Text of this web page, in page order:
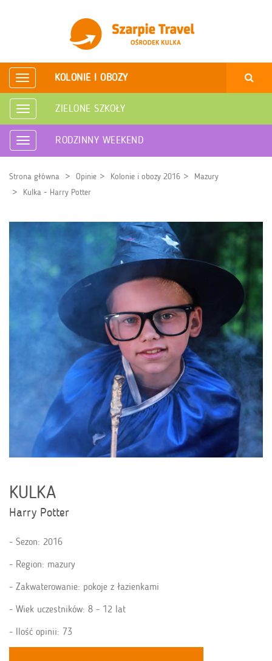
Rozwiń
nawigację
KOLONIE I OBOZY
Rozwiń
nawigację
ZIELONE SZKOŁY
Rozwiń
nawigację
RODZINNY WEEKEND
Strona główna Opinie Kolonie i obozy 2016
Mazury
Kulka - Harry Potter
KULKA
Harry Potter
Sezon: 2016
Region: mazury
Zakwaterowanie: pokoje z łazienkami
Wiek uczestników: 8 - 12 lat
Ilość opinii: 73